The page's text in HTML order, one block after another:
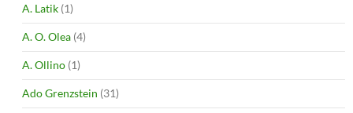
A. Latik (1)
A. O. Olea (4)
A. Ollino (1)
Ado Grenzstein (31)